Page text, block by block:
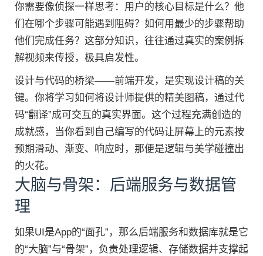
你需要像侦探一样思考：用户的核心目标是什么？他
们在哪个步骤可能遇到阻碍？如何用最少的步骤帮助
他们完成任务？这部分知识，往往通过真实的案例拆
解视频来传授，极具启发性。
设计与代码的桥梁——前端开发，是实现设计稿的关
键。你将学习如何将设计师提供的精美图稿，通过代
码“翻译”成可交互的真实界面。这个过程充满创造的
成就感，当你看到自己编写的代码让屏幕上的元素按
预期滑动、渐变、响应时，那便是逻辑与美学碰撞出
的火花。
大脑与骨架：后端服务与数据管
理
如果UI是App的“面孔”，那么后端服务和数据库就是它
的“大脑”与“骨架”，负责处理逻辑、存储数据并支撑起